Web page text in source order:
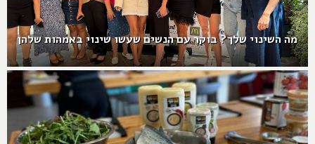
מה השינוי שלך? בוקר עם הנשים שעשו שינוי באמהות שלהן